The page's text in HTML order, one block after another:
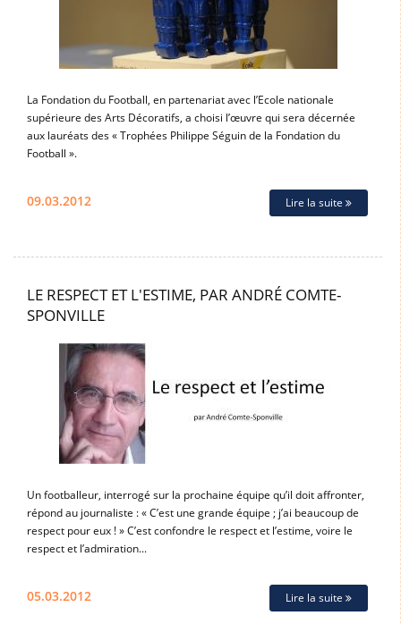
La Fondation du Football, en partenariat avec l’Ecole nationale
supérieure des Arts Décoratifs, a choisi l’œuvre qui sera décernée
aux lauréats des « Trophées Philippe Séguin de la Fondation du
Football ».
09.03.2012 Lire la suite
LE RESPECT ET L'ESTIME, PAR ANDRÉ COMTE-
SPONVILLE
Un footballeur, interrogé sur la prochaine équipe qu’il doit affronter,
répond au journaliste : « C’est une grande équipe ; j’ai beaucoup de
respect pour eux ! » C’est confondre le respect et l’estime, voire le
respect et l’admiration...
05.03.2012 Lire la suite